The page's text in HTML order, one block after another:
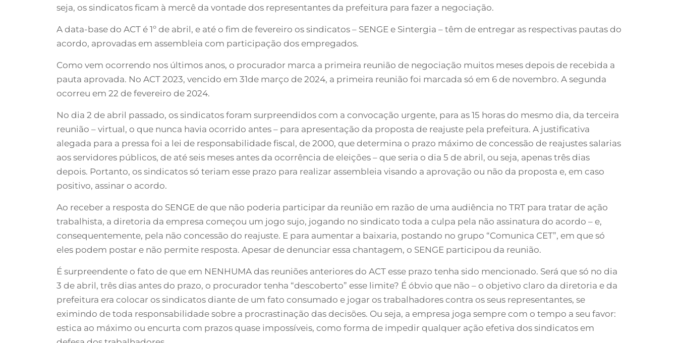
seja, os sindicatos ficam à mercê da vontade dos representantes da prefeitura para fazer a negociação.
A data-base do ACT é 1º de abril, e até o fim de fevereiro os sindicatos – SENGE e Sintergia – têm de entregar as respectivas pautas do
acordo, aprovadas em assembleia com participação dos empregados.
Como vem ocorrendo nos últimos anos, o procurador marca a primeira reunião de negociação muitos meses depois de recebida a
pauta aprovada. No ACT 2023, vencido em 31de março de 2024, a primeira reunião foi marcada só em 6 de novembro. A segunda
ocorreu em 22 de fevereiro de 2024.
No dia 2 de abril passado, os sindicatos foram surpreendidos com a convocação urgente, para as 15 horas do mesmo dia, da terceira
reunião – virtual, o que nunca havia ocorrido antes – para apresentação da proposta de reajuste pela prefeitura. A justificativa
alegada para a pressa foi a lei de responsabilidade fiscal, de 2000, que determina o prazo máximo de concessão de reajustes salarias
aos servidores públicos, de até seis meses antes da ocorrência de eleições – que seria o dia 5 de abril, ou seja, apenas três dias
depois. Portanto, os sindicatos só teriam esse prazo para realizar assembleia visando a aprovação ou não da proposta e, em caso
positivo, assinar o acordo.
Ao receber a resposta do SENGE de que não poderia participar da reunião em razão de uma audiência no TRT para tratar de ação
trabalhista, a diretoria da empresa começou um jogo sujo, jogando no sindicato toda a culpa pela não assinatura do acordo – e,
consequentemente, pela não concessão do reajuste. E para aumentar a baixaria, postando no grupo “Comunica CET”, em que só
eles podem postar e não permite resposta. Apesar de denunciar essa chantagem, o SENGE participou da reunião.
É surpreendente o fato de que em NENHUMA das reuniões anteriores do ACT esse prazo tenha sido mencionado. Será que só no dia
3 de abril, três dias antes do prazo, o procurador tenha “descoberto” esse limite? É óbvio que não – o objetivo claro da diretoria e da
prefeitura era colocar os sindicatos diante de um fato consumado e jogar os trabalhadores contra os seus representantes, se
eximindo de toda responsabilidade sobre a procrastinação das decisões. Ou seja, a empresa joga sempre com o tempo a seu favor:
estica ao máximo ou encurta com prazos quase impossíveis, como forma de impedir qualquer ação efetiva dos sindicatos em